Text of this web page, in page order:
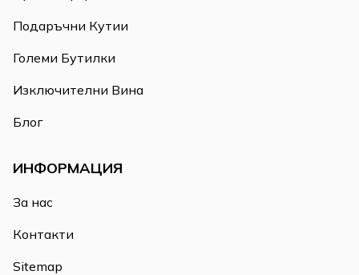
Подаръчни Кутии
Големи Бутилки
Изключителни Вина
Блог
ИНФОРМАЦИЯ
За нас
Контакти
Sitemap